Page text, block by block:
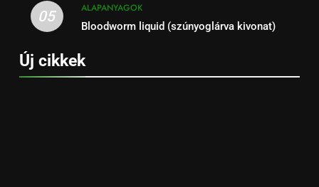
05
ALAPANYAGOK
Bloodworm liquid (szúnyoglárva kivonat)
Új cikkek